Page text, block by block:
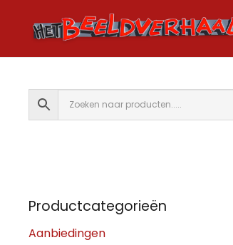
Productcategorieën
Aanbiedingen